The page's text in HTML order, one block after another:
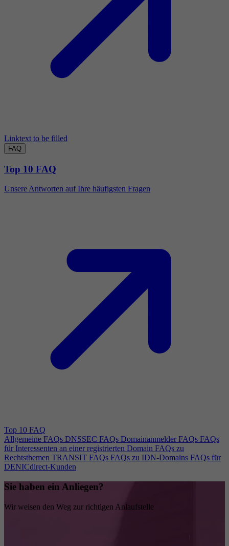
Linktext to be filled
FAQ
Top 10 FAQ
Unsere Antworten auf Ihre häufigsten Fragen
Top 10 FAQ
Allgemeine FAQs DNSSEC FAQs Domainanmelder FAQs FAQs
für Interessenten an einer registrierten Domain FAQs zu
Rechtsthemen TRANSIT FAQs FAQs zu IDN-Domains FAQs für
DENICdirect-Kunden
Sie haben ein Anliegen?
Wir weisen den Weg zur richtigen Anlaufstelle